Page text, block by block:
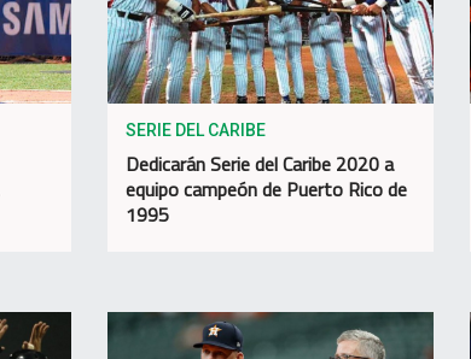
SERIE DEL CARIBE
Dedicarán Serie del Caribe 2020 a
equipo campeón de Puerto Rico de
1995